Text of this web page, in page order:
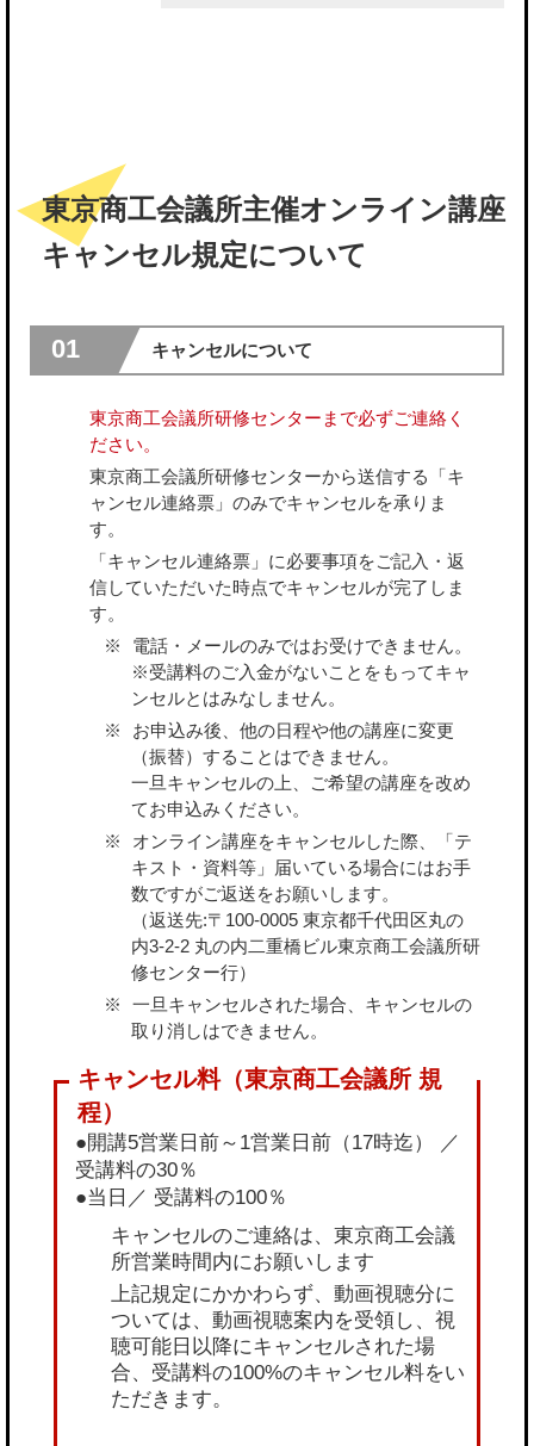
東京商工会議所主催オンライン講座
キャンセル規定について
01 キャンセルについて
東京商工会議所研修センターまで必ずご連絡く
ださい。
東京商工会議所研修センターから送信する「キ
ャンセル連絡票」のみでキャンセルを承りま
す。
「キャンセル連絡票」に必要事項をご記入・返
信していただいた時点でキャンセルが完了しま
す。
電話・メールのみではお受けできません。
※受講料のご入金がないことをもってキャ
ンセルとはみなしません。
お申込み後、他の日程や他の講座に変更
（振替）することはできません。
一旦キャンセルの上、ご希望の講座を改め
てお申込みください。
オンライン講座をキャンセルした際、「テ
キスト・資料等」届いている場合にはお手
数ですがご返送をお願いします。
（返送先:〒100-0005 東京都千代田区丸の
内3-2-2 丸の内二重橋ビル東京商工会議所研
修センター行）
一旦キャンセルされた場合、キャンセルの
取り消しはできません。
●開講5営業日前～1営業日前（17時迄） ／
受講料の30％
●当日／ 受講料の100％
キャンセルのご連絡は、東京商工会議
所営業時間内にお願いします
上記規定にかかわらず、動画視聴分に
ついては、動画視聴案内を受領し、視
聴可能日以降にキャンセルされた場
合、受講料の100%のキャンセル料をい
ただきます。